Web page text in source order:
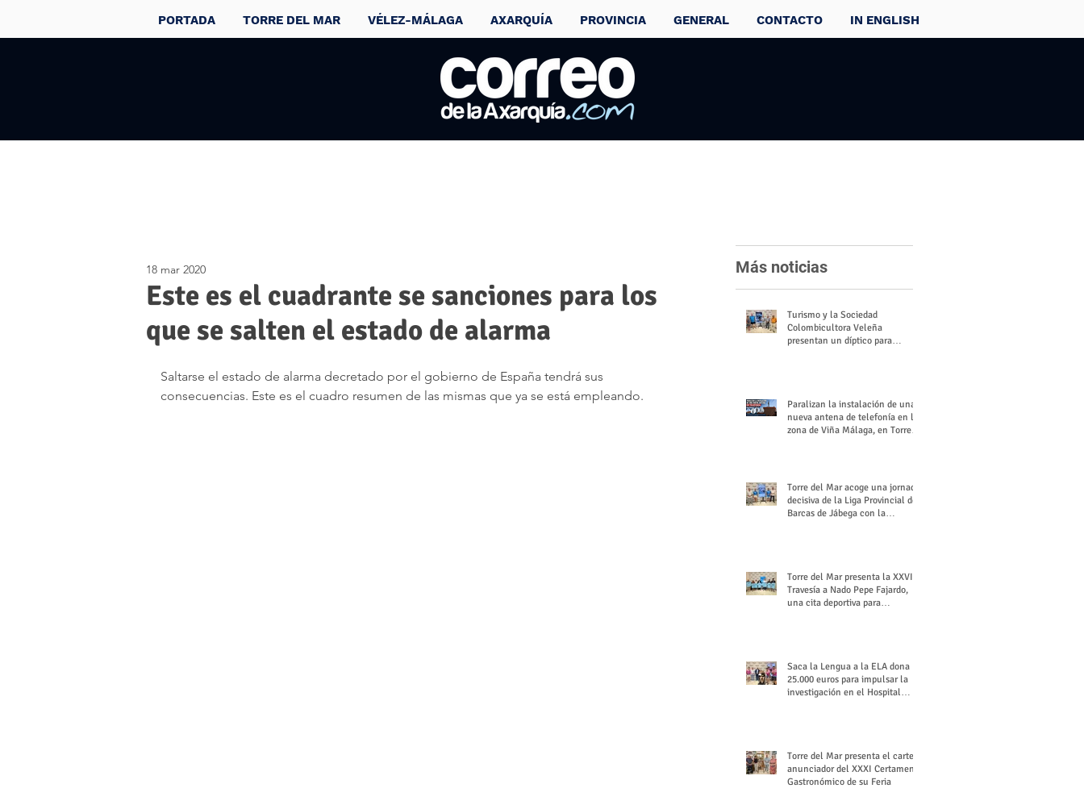
PORTADA TORRE DEL MAR VÉLEZ-MÁLAGA AXARQUÍA PROVINCIA GENERAL CONTACTO IN ENGLISH
Este es el cuadrante se sanciones para los
que se salten el estado de alarma
18 mar 2020
Saltarse el estado de alarma decretado por el gobierno de España tendrá sus
consecuencias. Este es el cuadro resumen de las mismas que ya se está empleando.
Más noticias
Turismo y la Sociedad
Colombicultora Veleña
presentan un díptico para
Paralizan la instalación de una
nueva antena de telefonía en la
zona de Viña Málaga, en Torre
Torre del Mar acoge una jornada
decisiva de la Liga Provincial de
Barcas de Jábega con la
Torre del Mar presenta la XXVI
Travesía a Nado Pepe Fajardo,
una cita deportiva para
Saca la Lengua a la ELA dona
25.000 euros para impulsar la
investigación en el Hospital
Torre del Mar presenta el cartel
anunciador del XXXI Certamen
Gastronómico de su Feria